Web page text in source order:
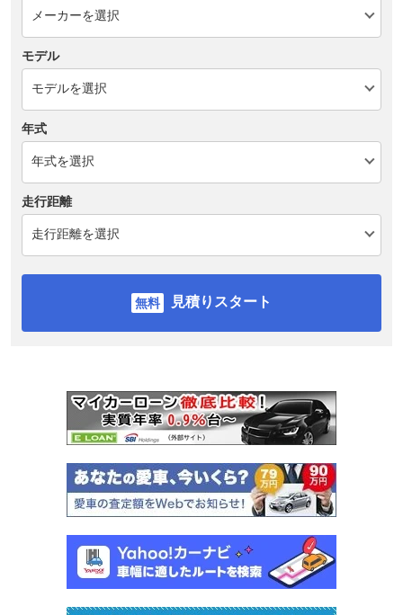
モデル
年式
走行距離
見積りスタート